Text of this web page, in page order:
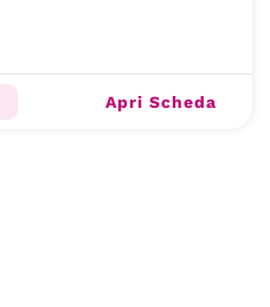
Apri Scheda